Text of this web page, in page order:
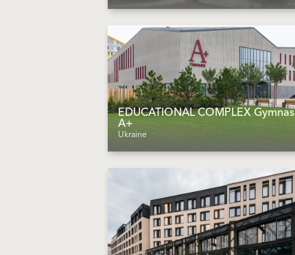
EDUCATIONAL COMPLEX
A+
Ukraine